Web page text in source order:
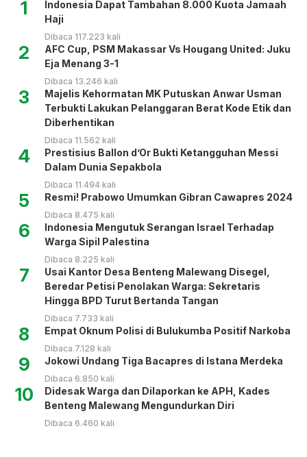
1
Indonesia Dapat Tambahan 8.000 Kuota Jamaah
Haji
Dibaca 117.223 kali
2
AFC Cup, PSM Makassar Vs Hougang United: Juku
Eja Menang 3-1
Dibaca 13.246 kali
3
Majelis Kehormatan MK Putuskan Anwar Usman
Terbukti Lakukan Pelanggaran Berat Kode Etik dan
Diberhentikan
Dibaca 11.562 kali
4
Prestisius Ballon d’Or Bukti Ketangguhan Messi
Dalam Dunia Sepakbola
Dibaca 11.494 kali
5 Resmi! Prabowo Umumkan Gibran Cawapres 2024
Dibaca 8.475 kali
6
Indonesia Mengutuk Serangan Israel Terhadap
Warga Sipil Palestina
Dibaca 8.225 kali
7
Usai Kantor Desa Benteng Malewang Disegel,
Beredar Petisi Penolakan Warga: Sekretaris
Hingga BPD Turut Bertanda Tangan
Dibaca 7.733 kali
8 Empat Oknum Polisi di Bulukumba Positif Narkoba
Dibaca 7.128 kali
9 Jokowi Undang Tiga Bacapres di Istana Merdeka
Dibaca 6.850 kali
10
Didesak Warga dan Dilaporkan ke APH, Kades
Benteng Malewang Mengundurkan Diri
Dibaca 6.460 kali